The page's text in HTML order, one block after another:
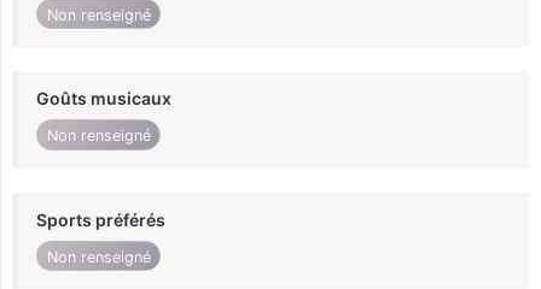
Non renseigné
Goûts musicaux
Non renseigné
Sports préférés
Non renseigné